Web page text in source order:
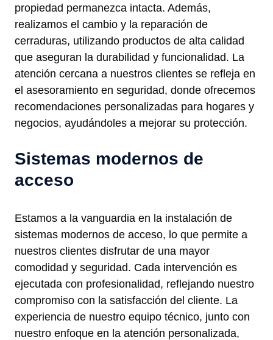
propiedad permanezca intacta. Además,
realizamos el cambio y la reparación de
cerraduras, utilizando productos de alta calidad
que aseguran la durabilidad y funcionalidad. La
atención cercana a nuestros clientes se refleja en
el asesoramiento en seguridad, donde ofrecemos
recomendaciones personalizadas para hogares y
negocios, ayudándoles a mejorar su protección.
Sistemas modernos de
acceso
Estamos a la vanguardia en la instalación de
sistemas modernos de acceso, lo que permite a
nuestros clientes disfrutar de una mayor
comodidad y seguridad. Cada intervención es
ejecutada con profesionalidad, reflejando nuestro
compromiso con la satisfacción del cliente. La
experiencia de nuestro equipo técnico, junto con
nuestro enfoque en la atención personalizada,